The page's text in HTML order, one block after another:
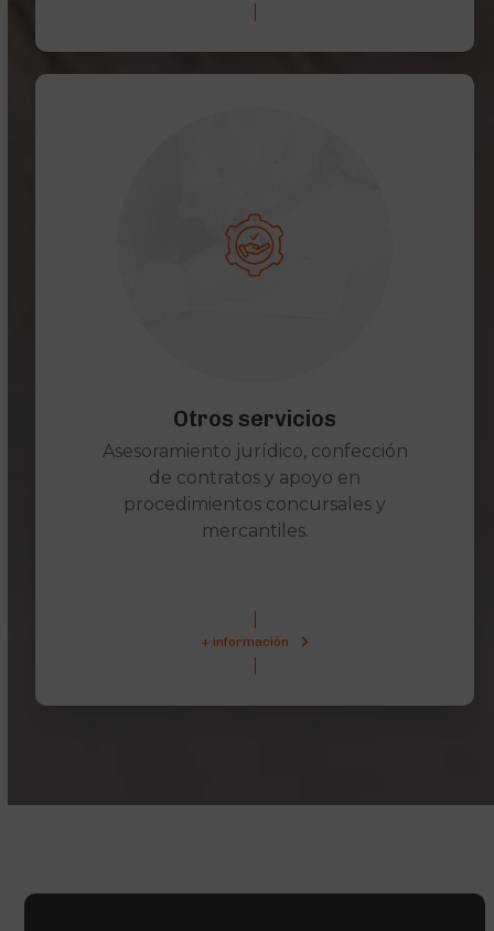
Otros servicios
Asesoramiento jurídico, confección
de contratos y apoyo en
procedimientos concursales y
mercantiles.
+ información